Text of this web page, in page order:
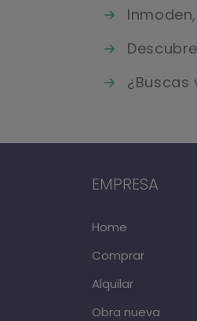
EMPRESA
Home
Comprar
Alquilar
Obra nueva